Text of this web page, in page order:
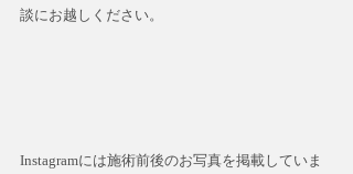
談にお越しください。
Instagramには施術前後のお写真を掲載していま